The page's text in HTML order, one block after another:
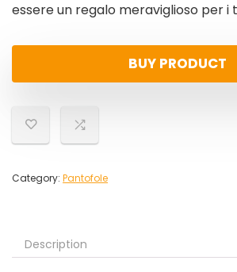
essere un regalo meraviglioso per i
BUY PRODUCT
Category: Pantofole
Description